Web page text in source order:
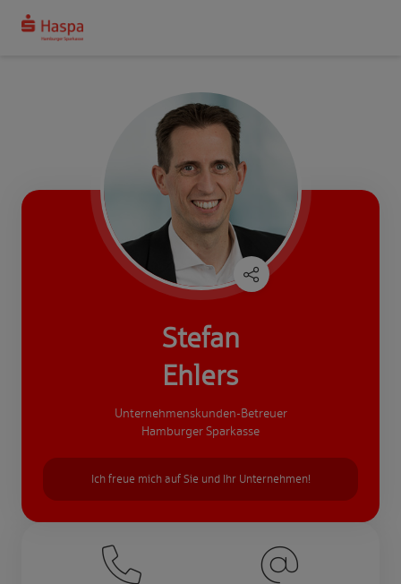
Stefan
Ehlers
Unternehmenskunden-Betreuer
Hamburger Sparkasse
Ich freue mich auf Sie und Ihr Unternehmen!